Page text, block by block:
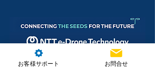
株式会社NTT e-Drone Technology
お客様サポート お問合せ